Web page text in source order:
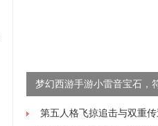
梦幻西游手游小雷音宝石，
略